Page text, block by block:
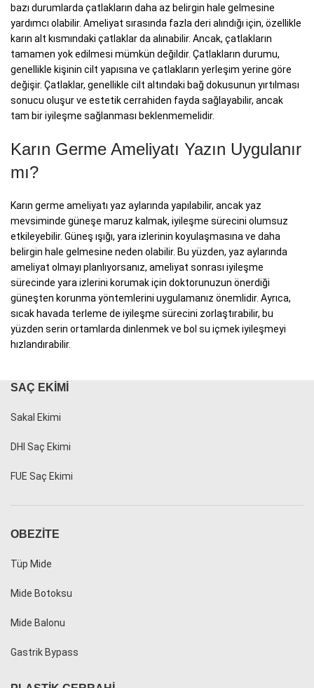
bazı durumlarda çatlakların daha az belirgin hale gelmesine
yardımcı olabilir. Ameliyat sırasında fazla deri alındığı için, özellikle
karın alt kısmındaki çatlaklar da alınabilir. Ancak, çatlakların
tamamen yok edilmesi mümkün değildir. Çatlakların durumu,
genellikle kişinin cilt yapısına ve çatlakların yerleşim yerine göre
değişir. Çatlaklar, genellikle cilt altındaki bağ dokusunun yırtılması
sonucu oluşur ve estetik cerrahiden fayda sağlayabilir, ancak
tam bir iyileşme sağlanması beklenmemelidir.
Karın Germe Ameliyatı Yazın Uygulanır
mı?
Karın germe ameliyatı yaz aylarında yapılabilir, ancak yaz
mevsiminde güneşe maruz kalmak, iyileşme sürecini olumsuz
etkileyebilir. Güneş ışığı, yara izlerinin koyulaşmasına ve daha
belirgin hale gelmesine neden olabilir. Bu yüzden, yaz aylarında
ameliyat olmayı planlıyorsanız, ameliyat sonrası iyileşme
sürecinde yara izlerini korumak için doktorunuzun önerdiği
güneşten korunma yöntemlerini uygulamanız önemlidir. Ayrıca,
sıcak havada terleme de iyileşme sürecini zorlaştırabilir, bu
yüzden serin ortamlarda dinlenmek ve bol su içmek iyileşmeyi
hızlandırabilir.
SAÇ EKIMI
Sakal Ekimi
DHI Saç Ekimi
FUE Saç Ekimi
OBEZITE
Tüp Mide
Mide Botoksu
Mide Balonu
Gastrik Bypass